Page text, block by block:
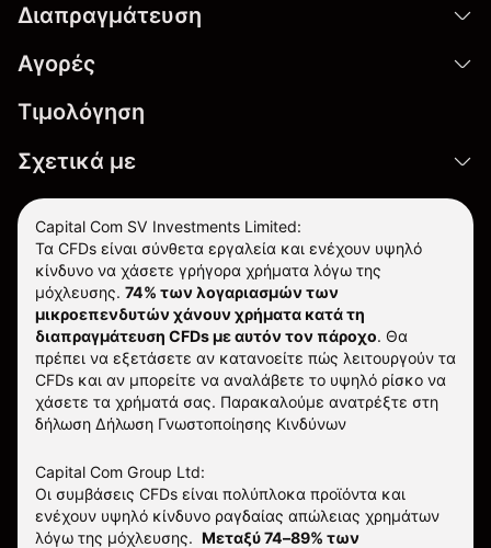
Διαπραγμάτευση
Αγορές
Τιμολόγηση
Σχετικά με
Capital Com SV Investments Limited:
Τα CFDs είναι σύνθετα εργαλεία και ενέχουν υψηλό
κίνδυνο να χάσετε γρήγορα χρήματα λόγω της
μόχλευσης. 74% των λογαριασμών των
μικροεπενδυτών χάνουν χρήματα κατά τη
διαπραγμάτευση CFDs με αυτόν τον πάροχο. Θα
πρέπει να εξετάσετε αν κατανοείτε πώς λειτουργούν τα
CFDs και αν μπορείτε να αναλάβετε το υψηλό ρίσκο να
χάσετε τα χρήματά σας. Παρακαλούμε ανατρέξτε στη
δήλωση Δήλωση Γνωστοποίησης Κινδύνων
Capital Com Group Ltd:
Οι συμβάσεις CFDs είναι πολύπλοκα προϊόντα και
ενέχουν υψηλό κίνδυνο ραγδαίας απώλειας χρημάτων
λόγω της μόχλευσης. Μεταξύ 74–89% των